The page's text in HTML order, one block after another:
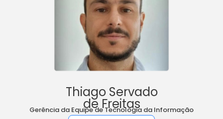
Thiago Servado
de Freitas
Gerência da Equipe de Tecnologia da Informação